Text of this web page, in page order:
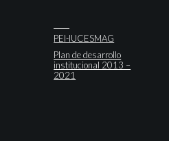
PEI-IUCESMAG
Plan de desarrollo
institucional 2013 –
2021